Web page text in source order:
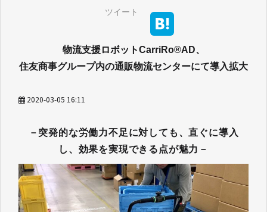
ツイート
物流支援ロボットCarriRo®AD、
住友商事グループ内の通販物流センターにて導入拡大
2020-03-05 16:11
－突発的な労働力不足に対しても、直ぐに導入
し、効果を実現できる点が魅力－